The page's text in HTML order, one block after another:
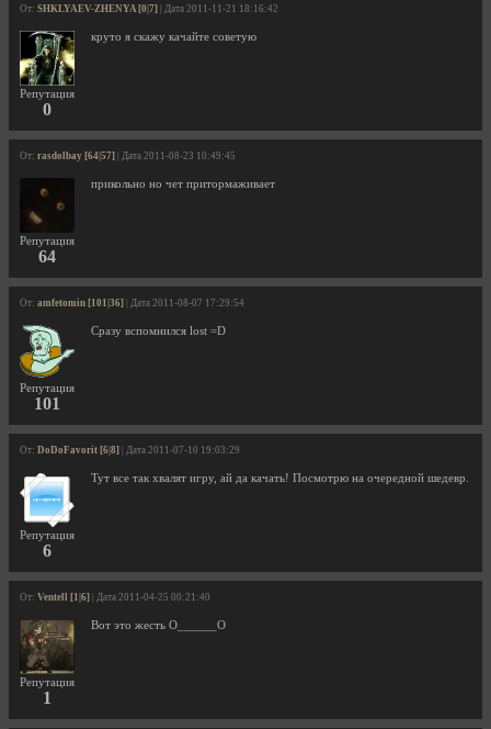
От: SHKLYAEV-ZHENYA [0|7] | Дата 2011-11-21 18:16:42
Репутация
0
круто я скажу качайте советую
От: rasdolbay [64|57] | Дата 2011-08-23 10:49:45
Репутация
64
прикольно но чет притормаживает
От: amfetomin [101|36] | Дата 2011-08-07 17:29:54
Репутация
101
Сразу вспомнился lost =D
От: DoDoFavorit [6|8] | Дата 2011-07-10 19:03:29
Репутация
6
Тут все так хвалят игру, ай да качать! Посмотрю на очередной шедевр.
От: Ventell [1|6] | Дата 2011-04-25 00:21:40
Репутация
1
Вот это жесть О______О